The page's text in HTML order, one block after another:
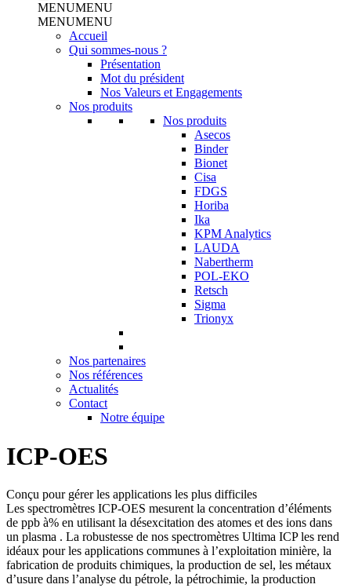
MENUMENU
MENUMENU
Accueil
Qui sommes-nous ?
Présentation
Mot du président
Nos Valeurs et Engagements
Nos produits
Nos produits
Asecos
Binder
Bionet
Cisa
FDGS
Horiba
Ika
KPM Analytics
LAUDA
Nabertherm
POL-EKO
Retsch
Sigma
Trionyx
Nos partenaires
Nos références
Actualités
Contact
Notre équipe
ICP-OES
Conçu pour gérer les applications les plus difficiles
Les spectromètres ICP-OES mesurent la concentration d’éléments
de ppb à% en utilisant la désexcitation des atomes et des ions dans
un plasma . La robustesse de nos spectromètres Ultima ICP les rend
idéaux pour les applications communes à l’exploitation minière, la
fabrication de produits chimiques, la production de sel, les métaux
d’usure dans l’analyse du pétrole, la pétrochimie, la production